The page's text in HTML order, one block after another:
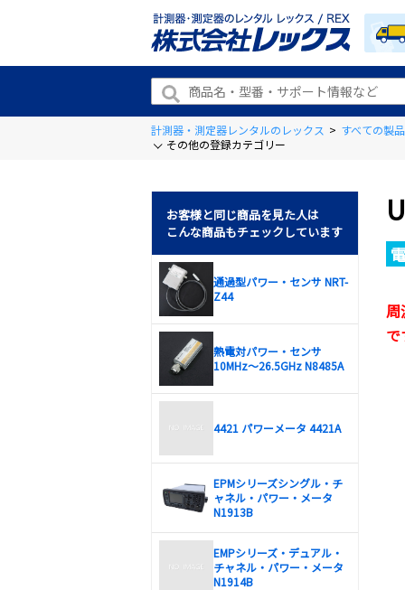
計測器・測定器レンタルのレックス > すべての製品
その他の登録カテゴリー
周
で
お客様と同じ商品を見た人は
こんな商品もチェックしています
通過型パワー・センサ NRT-
Z44
熱電対パワー・センサ
10MHz～26.5GHz N8485A
4421 パワーメータ 4421A
EPMシリーズシングル・チ
ャネル・パワー・メータ
N1913B
EMPシリーズ・デュアル・
チャネル・パワー・メータ
N1914B